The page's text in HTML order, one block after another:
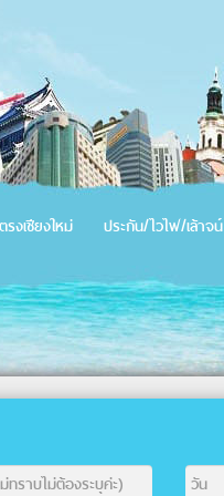
งเชียงใหม่ ประกัน/ไวไฟ/เล้าจน์